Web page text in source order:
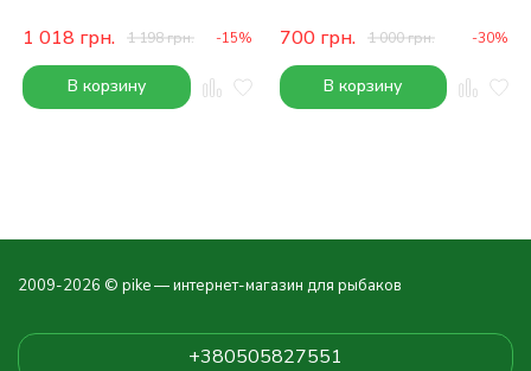
1 018 грн. 1 198грн. -15%
В корзину
700 грн. 1 000грн. -30%
В корзину
2009-2026 © pike — интернет-магазин для рыбаков
+380505827551